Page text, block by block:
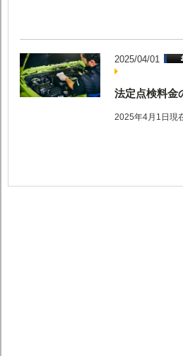
2025/04/01
法定点検料金
2025年4月1日現